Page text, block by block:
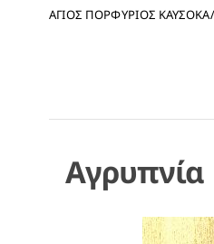
ΑΓΙΟΣ ΠΟΡΦΥΡΙΟΣ
Αγρυπνία